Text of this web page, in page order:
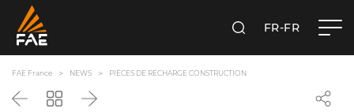
RECHERCHER
FR-FR
FAE France NEWS PIÈCES DE RECHARGE CONSTRUCTION
PrécédentRevenirSuivant